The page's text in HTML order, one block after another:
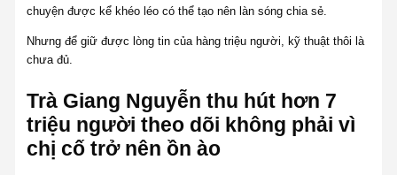
chuyện được kể khéo léo có thể tạo nên làn sóng chia sẻ.
Nhưng để giữ được lòng tin của hàng triệu người, kỹ thuật thôi là
chưa đủ.
Trà Giang Nguyễn thu hút hơn 7
triệu người theo dõi không phải vì
chị cố trở nên ồn ào